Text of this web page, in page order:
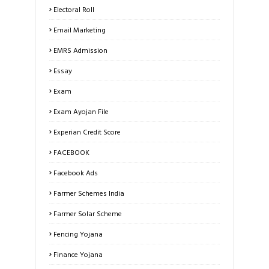
Electoral Roll
Email Marketing
EMRS Admission
Essay
Exam
Exam Ayojan File
Experian Credit Score
FACEBOOK
Facebook Ads
Farmer Schemes India
Farmer Solar Scheme
Fencing Yojana
Finance Yojana